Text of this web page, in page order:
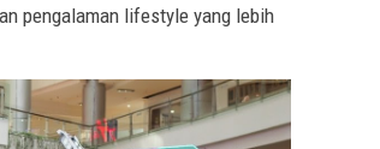
pengalaman lifestyle yang lebih